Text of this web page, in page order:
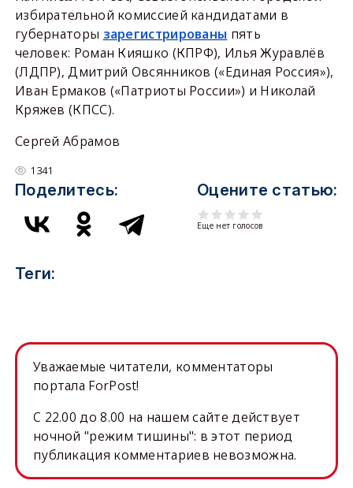
избирательной комиссией кандидатами в
губернаторы зарегистрированы пять
человек: Роман Кияшко (КПРФ), Илья Журавлёв
(ЛДПР), Дмитрий Овсянников («Единая Россия»),
Иван Ермаков («Патриоты России») и Николай
Кряжев (КПСС).
Сергей Абрамов
1341
Поделитесь: Оцените статью:
Еще нет голосов
Теги:
Уважаемые читатели, комментаторы
портала ForPost!
C 22.00 до 8.00 на нашем сайте действует
ночной "режим тишины": в этот период
публикация комментариев невозможна.